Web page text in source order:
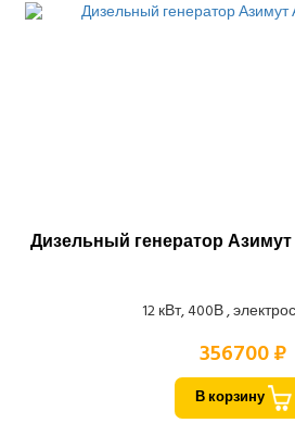
Дизельный генератор
12 кВт, 400В ,
356700 ₽
В корзину